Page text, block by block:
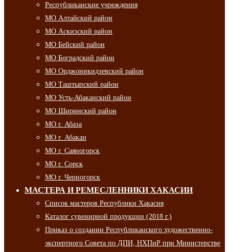
Республиканские учреждения
МО Алтайский район
МО Аскизский район
МО Бейский район
МО Боградский район
МО Орджоникидзевский район
МО Таштыпский район
МО Усть-Абаканский район
МО Ширинский район
МО г. Абаза
МО г. Абакан
МО г. Саяногорск
МО г. Сорск
МО г. Черногорск
МАСТЕРА И РЕМЕСЛЕННИКИ ХАКАСИИ
Список мастеров Республики Хакасия
Каталог сувенирной продукции (2018 г.)
Приказ о создании Республиканского художественно-
экспертного Совета по ДПИ, НХПиР при Министерстве